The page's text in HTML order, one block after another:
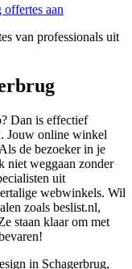
aan
van professionals uit
Dan is effectief
Jouw online winkel
de bezoeker in je
niet weggaan zonder
uit
webwinkels. Wil
zoals beslist.nl,
staan klaar om met
in Schagerbrug,